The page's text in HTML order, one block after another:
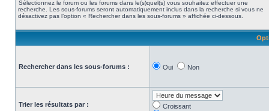
Sélectionnez le forum ou les forums dans le(s)quel(s) vous souhaitez effectuer une
recherche. Les sous-forums seront automatiquement inclus dans la recherche si vous ne
désactivez pas l’option « Rechercher dans les sous-forums » affichée ci-dessous.
Rechercher dans les sous-forums : Oui Non
Trier les résultats par :
Croissant